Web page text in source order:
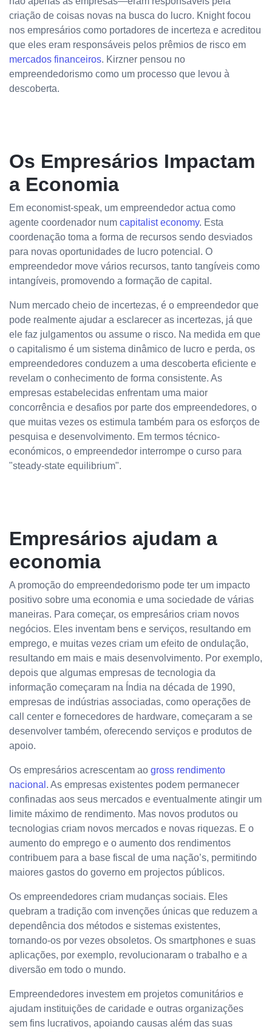
criação de coisas novas na busca do lucro. Knight focou
nos empresários como portadores de incerteza e acreditou
que eles eram responsáveis pelos prêmios de risco em
mercados financeiros. Kirzner pensou no
empreendedorismo como um processo que levou à
descoberta.
Os Empresários Impactam
a Economia
Em economist-speak, um empreendedor actua como
agente coordenador num capitalist economy. Esta
coordenação toma a forma de recursos sendo desviados
para novas oportunidades de lucro potencial. O
empreendedor move vários recursos, tanto tangíveis como
intangíveis, promovendo a formação de capital.
Num mercado cheio de incertezas, é o empreendedor que
pode realmente ajudar a esclarecer as incertezas, já que
ele faz julgamentos ou assume o risco. Na medida em que
o capitalismo é um sistema dinâmico de lucro e perda, os
empreendedores conduzem a uma descoberta eficiente e
revelam o conhecimento de forma consistente. As
empresas estabelecidas enfrentam uma maior
concorrência e desafios por parte dos empreendedores, o
que muitas vezes os estimula também para os esforços de
pesquisa e desenvolvimento. Em termos técnico-
económicos, o empreendedor interrompe o curso para
"steady-state equilibrium".
Empresários ajudam a
economia
A promoção do empreendedorismo pode ter um impacto
positivo sobre uma economia e uma sociedade de várias
maneiras. Para começar, os empresários criam novos
negócios. Eles inventam bens e serviços, resultando em
emprego, e muitas vezes criam um efeito de ondulação,
resultando em mais e mais desenvolvimento. Por exemplo,
depois que algumas empresas de tecnologia da
informação começaram na Índia na década de 1990,
empresas de indústrias associadas, como operações de
call center e fornecedores de hardware, começaram a se
desenvolver também, oferecendo serviços e produtos de
apoio.
Os empresários acrescentam ao gross rendimento
nacional . As empresas existentes podem permanecer
confinadas aos seus mercados e eventualmente atingir um
limite máximo de rendimento. Mas novos produtos ou
tecnologias criam novos mercados e novas riquezas. E o
aumento do emprego e o aumento dos rendimentos
contribuem para a base fiscal de uma nação’s, permitindo
maiores gastos do governo em projectos públicos.
Os empreendedores criam mudanças sociais. Eles
quebram a tradição com invenções únicas que reduzem a
dependência dos métodos e sistemas existentes,
tornando-os por vezes obsoletos. Os smartphones e suas
aplicações, por exemplo, revolucionaram o trabalho e a
diversão em todo o mundo.
Empreendedores investem em projetos comunitários e
ajudam instituições de caridade e outras organizações
sem fins lucrativos, apoiando causas além das suas